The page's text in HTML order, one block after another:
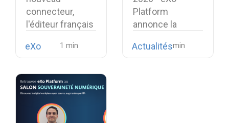
alternative
européenne aux
suites
collaboratives
connecteur,
l'éditeur français
téléphonie open
eXo
intelligente
Platform
annonce la
Actualités